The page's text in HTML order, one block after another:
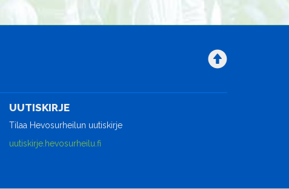
UUTISKIRJE
Tilaa Hevosurheilun uutiskirje
uutiskirje.hevosurheilu.fi